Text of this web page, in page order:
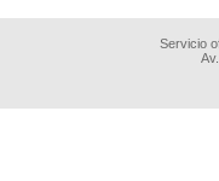
Servicio